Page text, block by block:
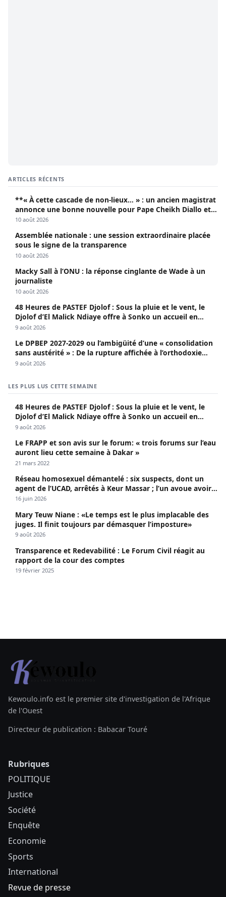
ARTICLES RÉCENTS
**« À cette cascade de non-lieux… » : un ancien magistrat
annonce une bonne nouvelle pour Pape Cheikh Diallo et
Cie**
10 août 2026
Assemblée nationale : une session extraordinaire placée
sous le signe de la transparence
10 août 2026
Macky Sall à l’ONU : la réponse cinglante de Wade à un
journaliste
10 août 2026
48 Heures de PASTEF Djolof : Sous la pluie et le vent, le
Djolof d’El Malick Ndiaye offre à Sonko un accueil en
apothéose
9 août 2026
Le DPBEP 2027-2029 ou l’ambigüité d’une « consolidation
sans austérité » : De la rupture affichée à l’orthodoxie
budgétaire, une analyse critique de la trajectoire
9 août 2026
LES PLUS LUS CETTE SEMAINE
48 Heures de PASTEF Djolof : Sous la pluie et le vent, le
Djolof d’El Malick Ndiaye offre à Sonko un accueil en
apothéose
9 août 2026
Le FRAPP et son avis sur le forum: « trois forums sur l’eau
auront lieu cette semaine à Dakar »
21 mars 2022
Réseau homosexuel démantelé : six suspects, dont un
agent de l’UCAD, arrêtés à Keur Massar ; l’un avoue avoir
propagé le VIH depuis 2018
16 juin 2026
Mary Teuw Niane : «Le temps est le plus implacable des
juges. Il finit toujours par démasquer l’imposture»
9 août 2026
Transparence et Redevabilité : Le Forum Civil réagit au
rapport de la cour des comptes
19 février 2025
Kewoulo.info est le premier site d'investigation de l'Afrique
de l'Ouest
Directeur de publication : Babacar Touré
Rubriques
POLITIQUE
Justice
Société
Enquête
Economie
Sports
International
Revue de presse